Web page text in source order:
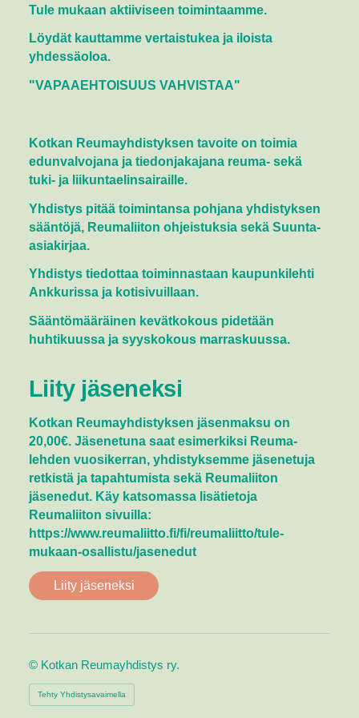
Tule mukaan aktiiviseen toimintaamme.
Löydät kauttamme vertaistukea ja iloista
yhdessäoloa.
"VAPAAEHTOISUUS VAHVISTAA"
Kotkan Reumayhdistyksen tavoite on toimia
edunvalvojana ja tiedonjakajana reuma- sekä
tuki- ja liikuntaelinsairaille.
Yhdistys pitää toimintansa pohjana yhdistyksen
sääntöjä, Reumaliiton ohjeistuksia sekä Suunta-
asiakirjaa.
Yhdistys tiedottaa toiminnastaan kaupunkilehti
Ankkurissa ja kotisivuillaan.
Sääntömääräinen kevätkokous pidetään
huhtikuussa ja syyskokous marraskuussa.
Liity jäseneksi
Kotkan Reumayhdistyksen jäsenmaksu on
20,00€. Jäsenetuna saat esimerkiksi Reuma-
lehden vuosikerran, yhdistyksemme jäsenetuja
retkistä ja tapahtumista sekä Reumaliiton
jäsenedut. Käy katsomassa lisätietoja
Reumaliiton sivuilla:
https://www.reumaliitto.fi/fi/reumaliitto/tule-
mukaan-osallistu/jasenedut
Liity jäseneksi
© Kotkan Reumayhdistys ry.
Tehty Yhdistysavaimella